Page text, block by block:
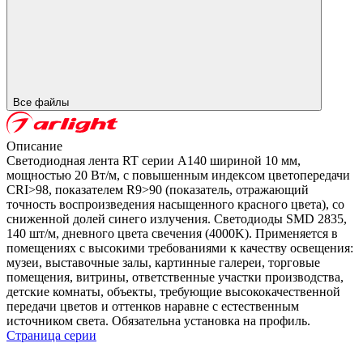
Все файлы
Описание
Светодиодная лента RT серии A140 шириной 10 мм,
мощностью 20 Вт/м, с повышенным индексом цветопередачи
CRI>98, показателем R9>90 (показатель, отражающий
точность воспроизведения насыщенного красного цвета), со
сниженной долей синего излучения. Светодиоды SMD 2835,
140 шт/м, дневного цвета свечения (4000K). Применяется в
помещениях с высокими требованиями к качеству освещения:
музеи, выставочные залы, картинные галереи, торговые
помещения, витрины, ответственные участки производства,
детские комнаты, объекты, требующие высококачественной
передачи цветов и оттенков наравне с естественным
источником света. Обязательна установка на профиль.
Страница серии